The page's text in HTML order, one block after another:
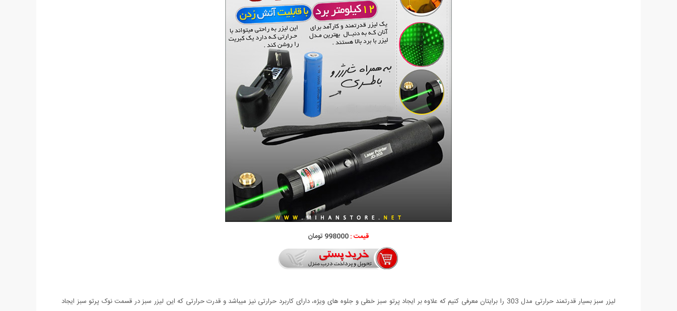
قیمت :998000 تومان
لیزر سبز بسیار قدرتمند حرارتی مدل 303 را برایتان معرفی کنیم که علاوه بر ایجاد پرتو سبز خطی و جلوه های ویژه، دارای کاربرد حرارتی نیز میباشد و قدرت حرارتی که این لیزر سبز در قسمت نوک پرتو سبز ایجاد